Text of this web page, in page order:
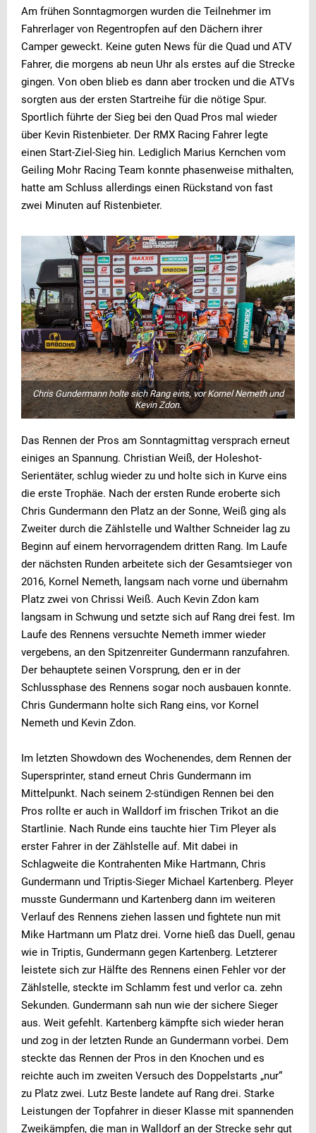
Am frühen Sonntagmorgen wurden die Teilnehmer im
Fahrerlager von Regentropfen auf den Dächern ihrer
Camper geweckt. Keine guten News für die Quad und ATV
Fahrer, die morgens ab neun Uhr als erstes auf die Strecke
gingen. Von oben blieb es dann aber trocken und die ATVs
sorgten aus der ersten Startreihe für die nötige Spur.
Sportlich führte der Sieg bei den Quad Pros mal wieder
über Kevin Ristenbieter. Der RMX Racing Fahrer legte
einen Start-Ziel-Sieg hin. Lediglich Marius Kernchen vom
Geiling Mohr Racing Team konnte phasenweise mithalten,
hatte am Schluss allerdings einen Rückstand von fast
zwei Minuten auf Ristenbieter.
Chris Gundermann holte sich Rang eins, vor Kornel Nemeth und
Kevin Zdon.
Das Rennen der Pros am Sonntagmittag versprach erneut
einiges an Spannung. Christian Weiß, der Holeshot-
Serientäter, schlug wieder zu und holte sich in Kurve eins
die erste Trophäe. Nach der ersten Runde eroberte sich
Chris Gundermann den Platz an der Sonne, Weiß ging als
Zweiter durch die Zählstelle und Walther Schneider lag zu
Beginn auf einem hervorragendem dritten Rang. Im Laufe
der nächsten Runden arbeitete sich der Gesamtsieger von
2016, Kornel Nemeth, langsam nach vorne und übernahm
Platz zwei von Chrissi Weiß. Auch Kevin Zdon kam
langsam in Schwung und setzte sich auf Rang drei fest. Im
Laufe des Rennens versuchte Nemeth immer wieder
vergebens, an den Spitzenreiter Gundermann ranzufahren.
Der behauptete seinen Vorsprung, den er in der
Schlussphase des Rennens sogar noch ausbauen konnte.
Chris Gundermann holte sich Rang eins, vor Kornel
Nemeth und Kevin Zdon.
Im letzten Showdown des Wochenendes, dem Rennen der
Supersprinter, stand erneut Chris Gundermann im
Mittelpunkt. Nach seinem 2-stündigen Rennen bei den
Pros rollte er auch in Walldorf im frischen Trikot an die
Startlinie. Nach Runde eins tauchte hier Tim Pleyer als
erster Fahrer in der Zählstelle auf. Mit dabei in
Schlagweite die Kontrahenten Mike Hartmann, Chris
Gundermann und Triptis-Sieger Michael Kartenberg. Pleyer
musste Gundermann und Kartenberg dann im weiteren
Verlauf des Rennens ziehen lassen und fightete nun mit
Mike Hartmann um Platz drei. Vorne hieß das Duell, genau
wie in Triptis, Gundermann gegen Kartenberg. Letzterer
leistete sich zur Hälfte des Rennens einen Fehler vor der
Zählstelle, steckte im Schlamm fest und verlor ca. zehn
Sekunden. Gundermann sah nun wie der sichere Sieger
aus. Weit gefehlt. Kartenberg kämpfte sich wieder heran
und zog in der letzten Runde an Gundermann vorbei. Dem
steckte das Rennen der Pros in den Knochen und es
reichte auch im zweiten Versuch des Doppelstarts „nur“
zu Platz zwei. Lutz Beste landete auf Rang drei. Starke
Leistungen der Topfahrer in dieser Klasse mit spannenden
Zweikämpfen, die man in Walldorf an der Strecke sehr gut